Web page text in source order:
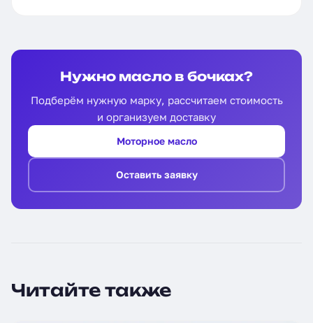
Нужно масло в бочках?
Подберём нужную марку, рассчитаем стоимость
и организуем доставку
Моторное масло
Оставить заявку
Читайте также